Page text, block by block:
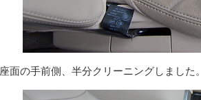
座面の手前側、半分クリーニングしました。